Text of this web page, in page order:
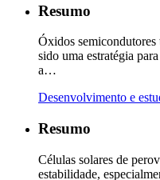
Resumo
Óxidos semicondutores
sido uma estratégia
a…
Desenvolvimento e
Resumo
Células solares de
estabilidade,